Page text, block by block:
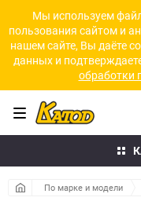
Мы используем
пользования сайтом и
нашем сайте, Вы даёте
данных и
обработки
По марке и модели